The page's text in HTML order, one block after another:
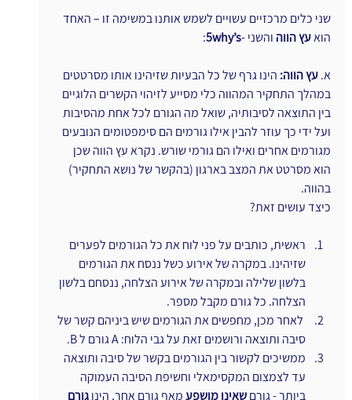
שני כלים מרכזיים עשויים לשמש אותנו במשימה זו – האחד
הוא עץ הווה והשני -5why’s
:
א. עץ הווה: הינו גרף של כל הבעיות שזיהינו אותו מסרטטים
במהלך התחקיר המהווה כלי מסייע לזיהוי הקשרים הלוגיים
בין התוצאה לסיבותיה, שואל מה הגורם לכל אחת מהסיבות
ועל ידי כך עוזר להבין אילו גורמים הם סימפטומים הנובעים
מגורמים אחרים ואילו הם גורמי שורש. נקרא עץ הווה שכן
הוא מסרטט את המצב בארגון (בהקשר של נושא התחקיר)
בהווה.
כיצד עושים זאת?
ראשית, כותבים על פני לוח את כל הגורמים לפערים
שזיהינו. במקרה של אירוע כשל ננסח את הגורמים
בלשון שלילה ובמקרה של אירוע הצלחה, ננסחם בלשון
הצלחה. כל גורם מקבל מספר.
לאחר מכן, מחפשים את הגורמים שיש ביניהם קשר של
סיבה ותוצאה ורושמים זאת על גבי הלוח: A גורם ל B.
ממשיכים לקשור בין הגורמים בקשר של סיבה ותוצאה
עד לצמצום המקסימאלי וחשיפת הסיבה העמוקה
ביותר - גורם שאינו מושפע מאף גורם אחר, הינו גורם